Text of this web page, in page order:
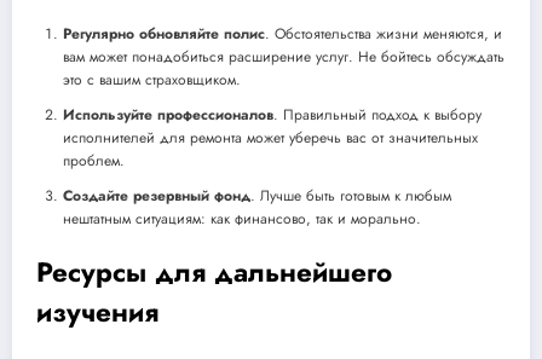
Регулярно обновляйте полис. Обстоятельства жизни меняются, и
вам может понадобиться расширение услуг. Не бойтесь обсуждать
это с вашим страховщиком.
Используйте профессионалов. Правильный подход к выбору
исполнителей для ремонта может уберечь вас от значительных
проблем.
Создайте резервный фонд. Лучше быть готовым к любым
нештатным ситуациям: как финансово, так и морально.
Ресурсы для дальнейшего
изучения